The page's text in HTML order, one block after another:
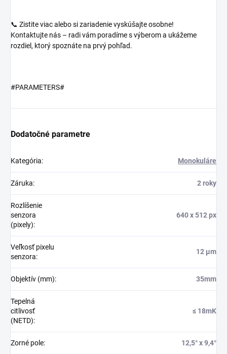
📞 Zistite viac alebo si zariadenie vyskúšajte osobne!
Kontaktujte nás – radi vám poradíme s výberom a ukážeme
rozdiel, ktorý spoznáte na prvý pohľad.
#PARAMETERS#
Dodatočné parametre
Kategória: Monokuláre
Záruka: 2 roky
Rozlíšenie
senzora
(pixely):
640 x 512 px
Veľkosť pixelu
senzora:
12 µm
Objektív (mm): 35mm
Tepelná
citlivosť
(NETD):
≤ 18mK
Zorné pole: 12,5° x 9,4°